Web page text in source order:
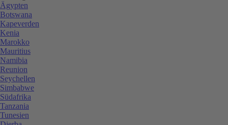
Ägypten
Botswana
Kapeverden
Kenia
Marokko
Mauritius
Namibia
Reunion
Seychellen
Simbabwe
Südafrika
Tanzania
Tunesien